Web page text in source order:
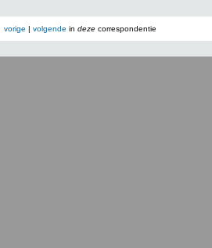
vorige | volgende in deze correspondentie